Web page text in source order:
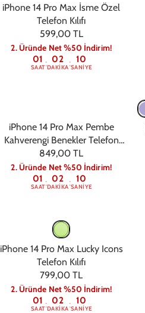
iPhone 14 Pro Max İsme Özel
Telefon Kılıfı
599,00 TL
2. Üründe Net %50 İndirim!
01
SAAT: 02
DAKIKA: 09
SANIYE
iPhone 14 Pro Max Pembe
Kahverengi Benekler Telefon
Kılıfı
849,00 TL
2. Üründe Net %50 İndirim!
01
SAAT: 02
DAKIKA: 09
SANIYE
iPhone 14 Pro Max Lucky Icons
Telefon Kılıfı
799,00 TL
2. Üründe Net %50 İndirim!
01
SAAT: 02
DAKIKA: 09
SANIYE